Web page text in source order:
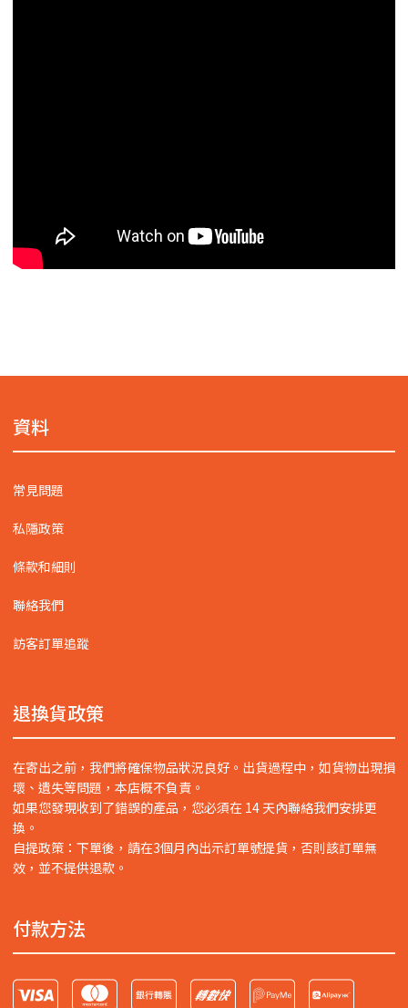
資料
常見問題
私隱政策
條款和細則
聯絡我們
訪客訂單追蹤
退換貨政策
在寄出之前，我們將確保物品狀況良好。出貨過程中，如貨物出現損
壞、遺失等問題，本店概不負責。
如果您發現收到了錯誤的產品，您必須在 14 天內聯絡我們安排更
換。
自提政策：下單後，請在3個月內出示訂單號提貨，否則該訂單無
效，並不提供退款。
付款方法